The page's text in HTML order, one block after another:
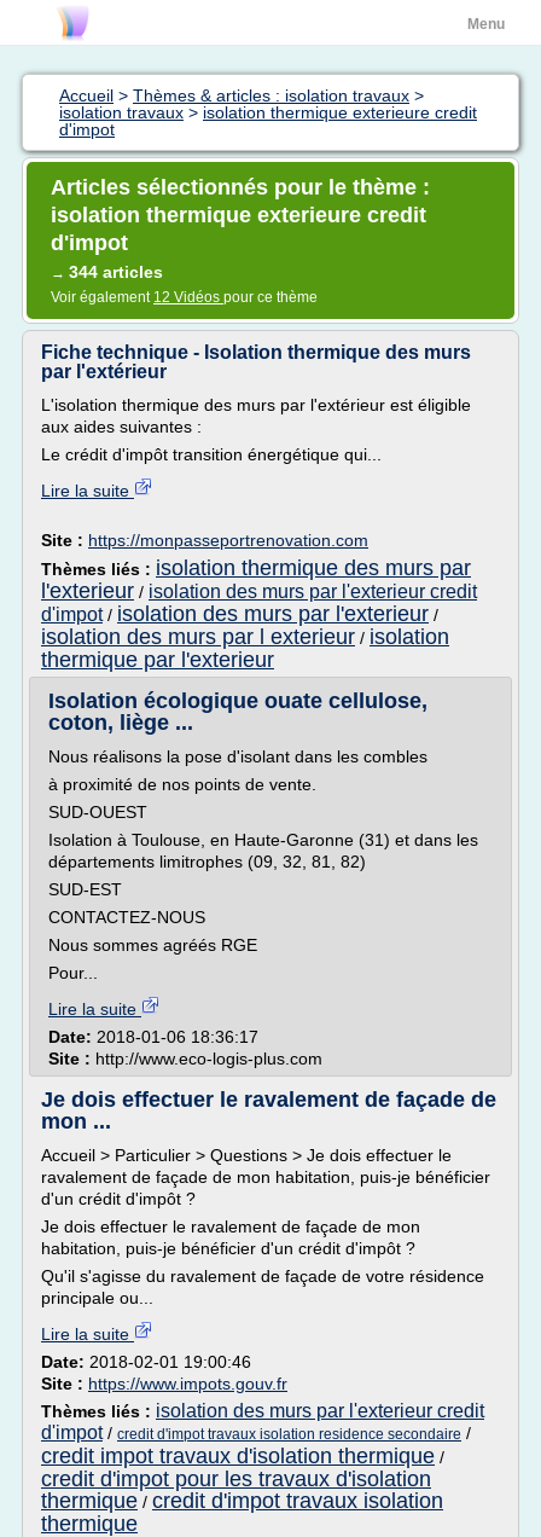
Menu
Accueil > Thèmes & articles : isolation travaux >
isolation travaux > isolation thermique exterieure credit
d'impot
Articles sélectionnés pour le thème :
isolation thermique exterieure credit
d'impot
→ 344 articles
Voir également 12 Vidéos pour ce thème
Fiche technique - Isolation thermique des murs
par l'extérieur
L'isolation thermique des murs par l'extérieur est éligible
aux aides suivantes :
Le crédit d'impôt transition énergétique qui...
Lire la suite
Site : https://monpasseportrenovation.com
Thèmes liés : isolation thermique des murs par
l'exterieur / isolation des murs par l'exterieur credit
d'impot/ isolation des murs par l'exterieur /
isolation des murs par l exterieur / isolation
thermique par l'exterieur
Isolation écologique ouate cellulose,
coton, liège ...
Nous réalisons la pose d'isolant dans les combles
à proximité de nos points de vente.
SUD-OUEST
Isolation à Toulouse, en Haute-Garonne (31) et dans les
départements limitrophes (09, 32, 81, 82)
SUD-EST
CONTACTEZ-NOUS
Nous sommes agréés RGE
Pour...
Lire la suite
Date: 2018-01-06 18:36:17
Site : http://www.eco-logis-plus.com
Je dois effectuer le ravalement de façade de
mon ...
Accueil > Particulier > Questions > Je dois effectuer le
ravalement de façade de mon habitation, puis-je bénéficier
d'un crédit d'impôt ?
Je dois effectuer le ravalement de façade de mon
habitation, puis-je bénéficier d'un crédit d'impôt ?
Qu'il s'agisse du ravalement de façade de votre résidence
principale ou...
Lire la suite
Date: 2018-02-01 19:00:46
Site : https://www.impots.gouv.fr
Thèmes liés : isolation des murs par l'exterieur credit
d'impot/ credit d'impot travaux isolation residence secondaire /
credit impot travaux d'isolation thermique /
credit d'impot pour les travaux d'isolation
thermique / credit d'impot travaux isolation
thermique